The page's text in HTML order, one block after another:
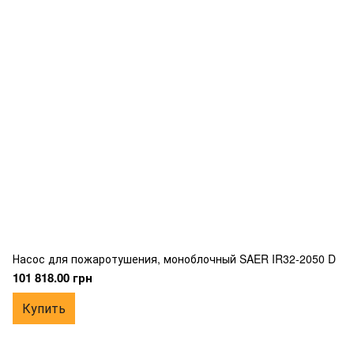
Насос для пожаротушения, моноблочный SAER IR32-2050 D
101 818.00 грн
Купить